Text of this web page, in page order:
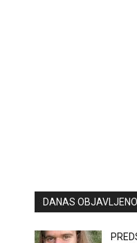
DANAS OBJAVLJENO